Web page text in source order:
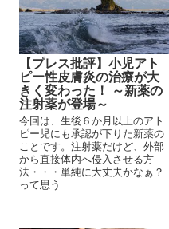
【プレス批評】小児アト
ピー性皮膚炎の治療が大
きく変わった！ ～新薬の
注射薬が登場～
今回は、生後６か月以上のアト
ピー児にも承認が下りた新薬の
ことです。注射薬だけど、外部
から直接体内へ侵入させる方
法・・・単純に大丈夫かなぁ？
って思う